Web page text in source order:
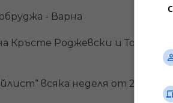
- Варна
Кръсте Роджевски и Томика
всяка неделя от 22 ч. по